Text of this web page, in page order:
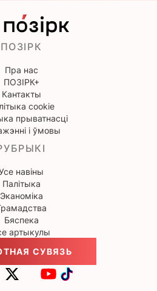
ПОЗІРК
Пра нас
ПОЗІРК+
Кантакты
cookie
прыватнасці
і ўмовы
навіны
Палітыка
Эканоміка
Бяспека
артыкулы
СУВЯЗЬ